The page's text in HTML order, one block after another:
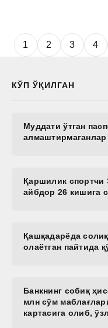
1 2 3 4
КЎП ЎҚИЛГАН
Муддати ўтган
Қаршилик
айбдор 26 кишига
Қашқадарёда
олаётган пайтида
Банкнинг собиқ
млн сўм
картасига олиб,